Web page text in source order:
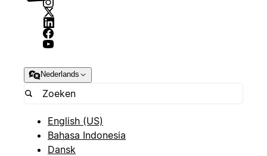
Nederlands
English (US)
Bahasa Indonesia
Dansk